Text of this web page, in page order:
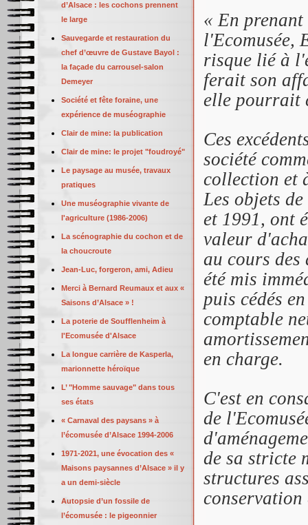
« En
l'Ecomusée,
risque lié à
ferait son
elle pourrait
Ces
société
collection et
Les objets
et 1991, ont
valeur
au cours des
été mis
puis cédés
comptable
en charge.
C'est en
de
de sa stricte
structures
conservation
d’Alsace : les cochons prennent
le large
Sauvegarde et restauration du
chef d’œuvre de Gustave Bayol :
la façade du carrousel-salon
Demeyer
Société et fête foraine, une
expérience de muséographie
Clair de mine: la publication
Clair de mine: le projet "foudroyé"
Le paysage au musée, travaux
pratiques
Une muséographie vivante de
l'agriculture (1986-2006)
La scénographie du cochon et de
la choucroute
Jean-Luc, forgeron, ami, Adieu
Merci à Bernard Reumaux et aux «
Saisons d’Alsace » !
La poterie de Soufflenheim à
l'Ecomusée d'Alsace
La longue carrière de Kasperla,
marionnette héroïque
L’ "Homme sauvage" dans tous
ses états
« Carnaval des paysans » à
l’écomusée d’Alsace 1994-2006
1971-2021, une évocation des «
Maisons paysannes d’Alsace » il y
a un demi-siècle
Autopsie d’un fossile de
l’écomusée : le pigeonnier